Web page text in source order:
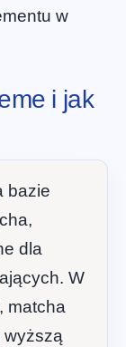
w
i jak
bazie
dla
W
matcha
wyższą